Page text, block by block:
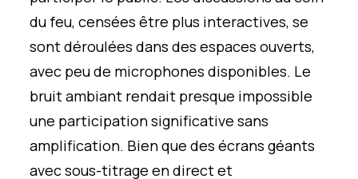
du feu, censées être plus interactives, se
sont déroulées dans des espaces ouverts,
avec peu de microphones disponibles. Le
bruit ambiant rendait presque impossible
une participation significative sans
amplification. Bien que des écrans géants
avec sous-titrage en direct et